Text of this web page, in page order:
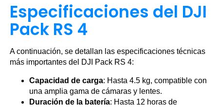
Especificaciones del DJI
Pack RS 4
A continuación, se detallan las especificaciones técnicas
más importantes del DJI Pack RS 4:
Capacidad de carga: Hasta 4.5 kg, compatible con
una amplia gama de cámaras y lentes.
Duración de la batería: Hasta 12 horas de